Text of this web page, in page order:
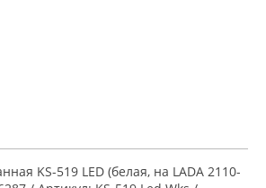
KS-519 LED (белая, на LADA 2110-